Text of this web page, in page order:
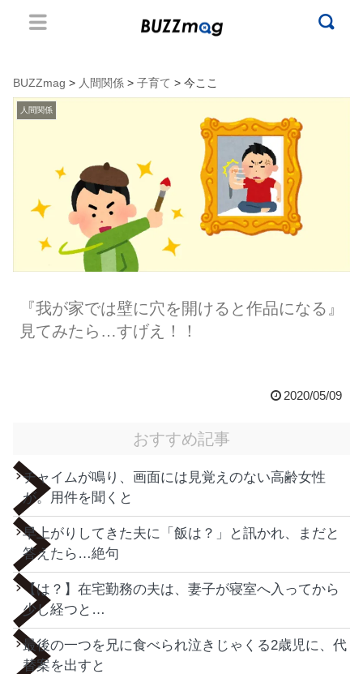
BUZZmag > 人間関係 > 子育て > 今ここ
人間関係
『我が家では壁に穴を開けると作品になる』
見てみたら…すげえ！！
2020/05/09
おすすめ記事
チャイムが鳴り、画面には見覚えのない高齢女性
が。用件を聞くと
早上がりしてきた夫に「飯は？」と訊かれ、まだと
答えたら…絶句
【は？】在宅勤務の夫は、妻子が寝室へ入ってから
少し経つと…
最後の一つを兄に食べられ泣きじゃくる2歳児に、代
替案を出すと